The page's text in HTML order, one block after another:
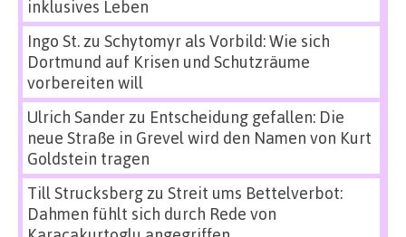
inklusives Leben
Ingo St.zu Schytomyr als Vorbild: Wie sich
Dortmund auf Krisen und Schutzräume
vorbereiten will
Ulrich Sanderzu Entscheidung gefallen: Die
neue Straße in Grevel wird den Namen von Kurt
Goldstein tragen
Till Strucksbergzu Streit ums Bettelverbot:
Dahmen fühlt sich durch Rede von